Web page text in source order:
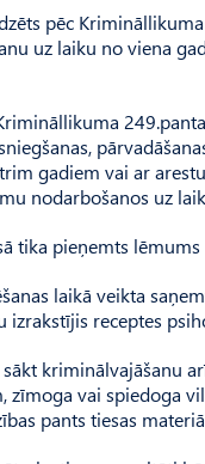
pēc
uz laiku no viena
gadiem vai ar
nodarbošanos uz
tika pieņemts
laikā veikta
izrakstījis receptes
kriminālvajāšanu
vai spiedoga
pants tiesas